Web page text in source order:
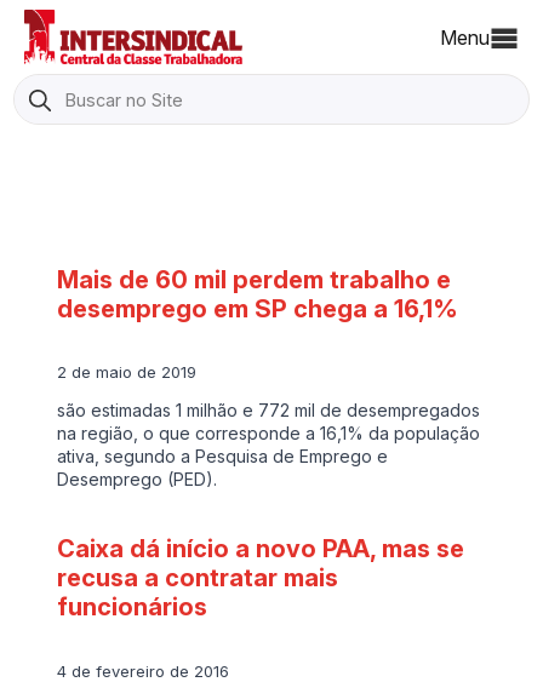
Menu
Search
for:
Mais de 60 mil perdem trabalho e
desemprego em SP chega a 16,1%
2 de maio de 2019
são estimadas 1 milhão e 772 mil de desempregados
na região, o que corresponde a 16,1% da população
ativa, segundo a Pesquisa de Emprego e
Desemprego (PED).
Caixa dá início a novo PAA, mas se
recusa a contratar mais
funcionários
4 de fevereiro de 2016